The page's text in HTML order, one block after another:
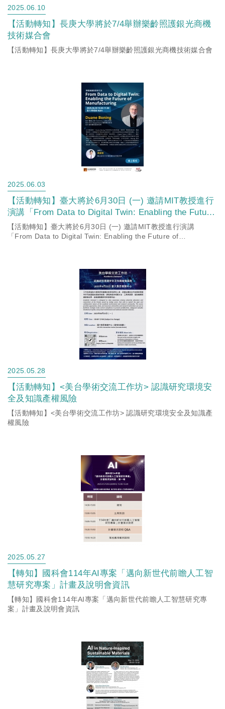
2025.06.10
【活動轉知】長庚大學將於7/4舉辦樂齡照護銀光商機
技術媒合會
【活動轉知】長庚大學將於7/4舉辦樂齡照護銀光商機技術媒合會
2025.06.03
【活動轉知】臺大將於6月30日 (一) 邀請MIT教授進行
演講「From Data to Digital Twin: Enabling the Future
of Manufacturing」敬邀大家共襄盛舉
【活動轉知】臺大將於6月30日 (一) 邀請MIT教授進行演講
「From Data to Digital Twin: Enabling the Future of
2025.05.28
【活動轉知】<美台學術交流工作坊> 認識研究環境安
全及知識產權風險
【活動轉知】<美台學術交流工作坊> 認識研究環境安全及知識產
權風險
2025.05.27
【轉知】國科會114年AI專案「邁向新世代前瞻人工智
慧研究專案」計畫及說明會資訊
【轉知】國科會114年AI專案「邁向新世代前瞻人工智慧研究專
案」計畫及說明會資訊